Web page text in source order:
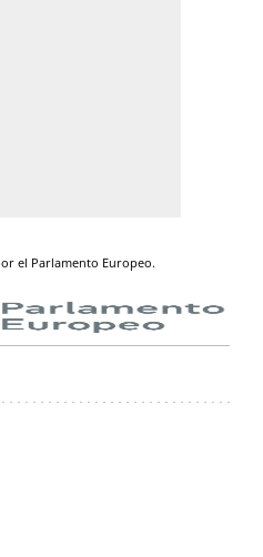
el Parlamento Europeo.